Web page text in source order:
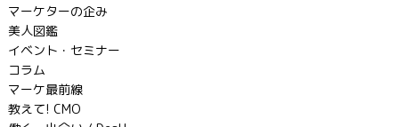
マーケターの企み
美人図鑑
イベント・セミナー
コラム
マーケ最前線
教えて! CMO